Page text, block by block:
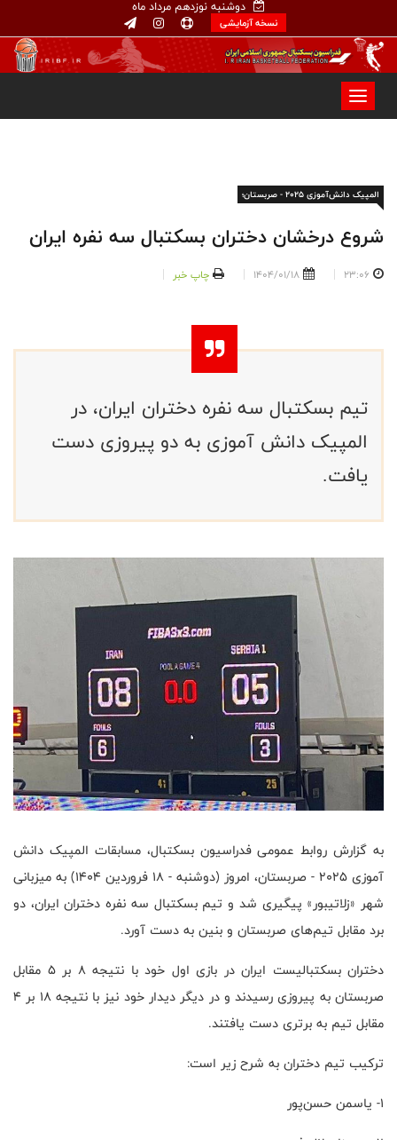
دوشنبه نوزدهم مرداد ماه
نسخه آزمایشی
المپیک دانش‌آموزی ۲۰۲۵ - صربستان؛
شروع درخشان دختران بسکتبال سه نفره ایران
23:06
1404/01/18 چاپ خبر
تیم بسکتبال سه نفره دختران ایران، در
المپیک دانش آموزی به دو پیروزی دست
یافت.
به گزارش روابط عمومی فدراسیون بسکتبال، مسابقات المپیک دانش‌
آموزی ۲۰۲۵ - صربستان، امروز (دوشنبه - ۱۸ فروردین ۱۴۰۴) به میزبانی
شهر «زلاتیبور» پیگیری شد و تیم بسکتبال سه نفره دختران ایران، دو
برد مقابل تیم‌های صربستان و بنین به دست آورد.
دختران بسکتبالیست ایران در بازی اول خود با نتیجه ۸ بر ۵ مقابل
صربستان به پیروزی رسیدند و در دیگر دیدار خود نیز با نتیجه ۱۸ بر ۴
مقابل تیم به برتری دست یافتند.
ترکیب تیم دختران به شرح زیر است:
۱- یاسمن حسن‌پور